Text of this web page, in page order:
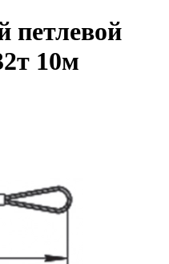
петлевой
10м